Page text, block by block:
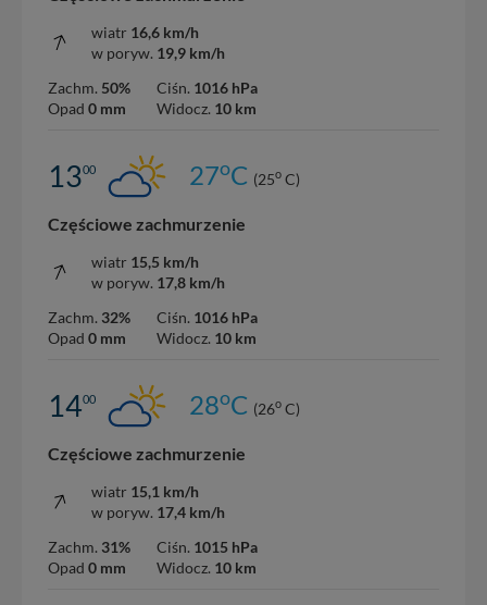
wiatr 16,6 km/h
w poryw. 19,9 km/h
Zachm. 50%
Opad 0 mm
Ciśn. 1016 hPa
Widocz. 10 km
1300 27oC (25o C)
Częściowe zachmurzenie
wiatr 15,5 km/h
w poryw. 17,8 km/h
Zachm. 32%
Opad 0 mm
Ciśn. 1016 hPa
Widocz. 10 km
1400 28oC (26o C)
Częściowe zachmurzenie
wiatr 15,1 km/h
w poryw. 17,4 km/h
Zachm. 31%
Opad 0 mm
Ciśn. 1015 hPa
Widocz. 10 km